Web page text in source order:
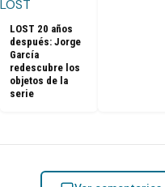
LOST 20 años
después: Jorge
García
redescubre los
objetos de la
serie